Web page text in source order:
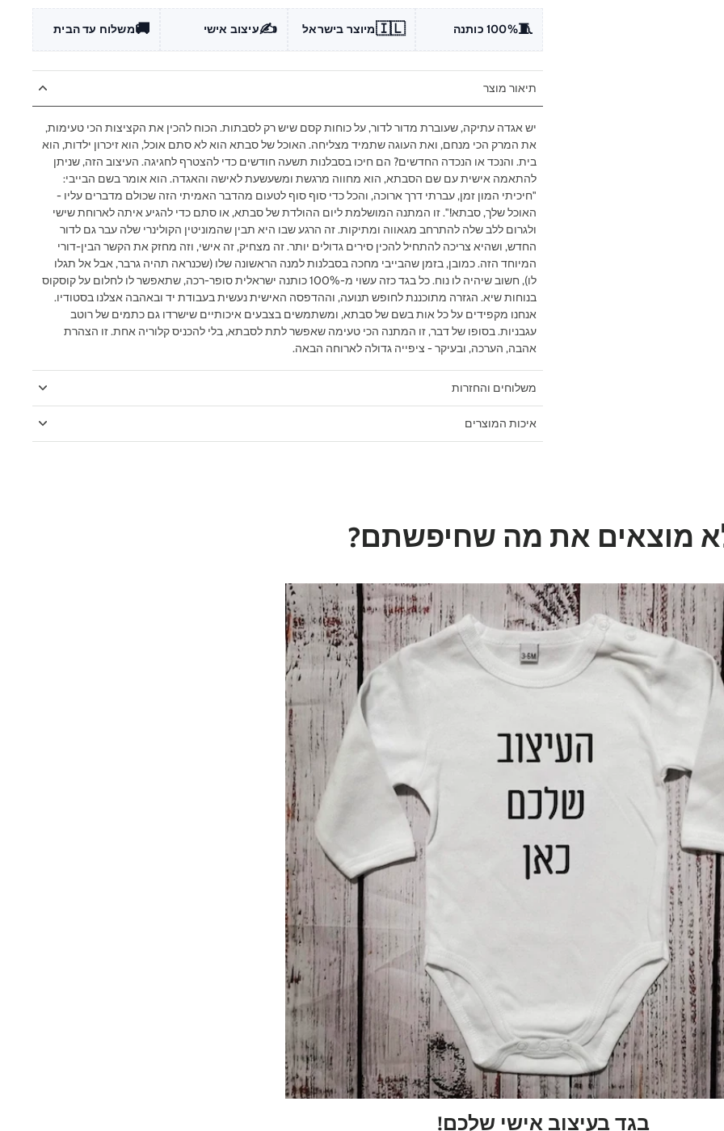
🧵100% כותנה 🇮🇱מיוצר בישראל ✍️עיצוב אישי 🚚משלוח עד הבית
תיאור מוצר
יש אגדה עתיקה, שעוברת מדור לדור, על כוחות קסם שיש רק לסבתות. הכוח להכין את הקציצות הכי טעימות,
את המרק הכי מנחם, ואת העוגה שתמיד מצליחה. האוכל של סבתא הוא לא סתם אוכל, הוא זיכרון ילדות, הוא
בית. והנכד או הנכדה החדשים? הם חיכו בסבלנות תשעה חודשים כדי להצטרף לחגיגה. העיצוב הזה, שניתן
להתאמה אישית עם שם הסבתא, הוא מחווה מרגשת ומשעשעת לאישה והאגדה. הוא אומר בשם הבייבי:
"חיכיתי המון זמן, עברתי דרך ארוכה, והכל כדי סוף סוף לטעום מהדבר האמיתי הזה שכולם מדברים עליו -
האוכל שלך, סבתא!". זו המתנה המושלמת ליום ההולדת של סבתא, או סתם כדי להגיע איתה לארוחת שישי
ולגרום ללב שלה להתרחב מגאווה ומתיקות. זה הרגע שבו היא תבין שהמוניטין הקולינרי שלה עבר גם לדור
החדש, ושהיא צריכה להתחיל להכין סירים גדולים יותר. זה מצחיק, זה אישי, וזה מחזק את הקשר הבין-דורי
המיוחד הזה. כמובן, בזמן שהבייבי מחכה בסבלנות למנה הראשונה שלו (שכנראה תהיה גרבר, אבל אל תגלו
לו), חשוב שיהיה לו נוח. כל בגד כזה עשוי מ-100% כותנה ישראלית סופר-רכה, שתאפשר לו לחלום על קוסקוס
בנוחות שיא. הגזרה מתוכננת לחופש תנועה, וההדפסה האישית נעשית בעבודת יד ובאהבה אצלנו בסטודיו.
אנחנו מקפידים על כל אות בשם של סבתא, ומשתמשים בצבעים איכותיים שישרדו גם כתמים של רוטב
עגבניות. בסופו של דבר, זו המתנה הכי טעימה שאפשר לתת לסבתא, בלי להכניס קלוריה אחת. זו הצהרת
אהבה, הערכה, ובעיקר - ציפייה גדולה לארוחה הבאה.
משלוחים והחזרות
איכות המוצרים
מוצאים את מה שחיפשתם?
בגד בעיצוב אישי שלכם!